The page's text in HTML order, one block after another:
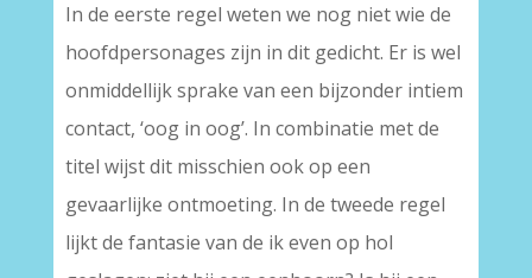
In de eerste regel weten we nog niet wie de
hoofdpersonages zijn in dit gedicht. Er is wel
onmiddellijk sprake van een bijzonder intiem
contact, ‘oog in oog’. In combinatie met de
titel wijst dit misschien ook op een
gevaarlijke ontmoeting. In de tweede regel
lijkt de fantasie van de ik even op hol